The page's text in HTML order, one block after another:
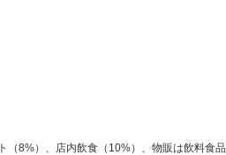
8%）、店内飲食（10%）、物販は飲料食